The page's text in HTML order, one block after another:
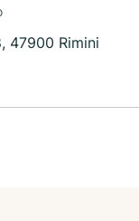
47900 Rimini